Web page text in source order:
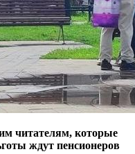
читателям, которые
ждут пенсионеров